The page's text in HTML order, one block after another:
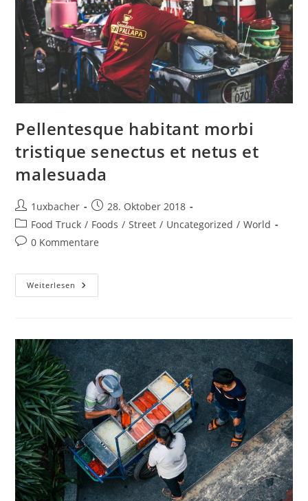
Pellentesque habitant morbi
tristique senectus et netus et
malesuada
1uxbacher
28. Oktober 2018
Food Truck / Foods / Street / Uncategorized / World
0 Kommentare
Weiterlesen